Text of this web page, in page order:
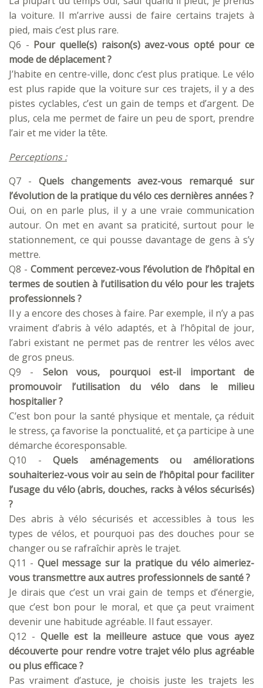
la voiture. Il m’arrive aussi de faire certains trajets à
pied, mais c’est plus rare.
Q6 - Pour quelle(s) raison(s) avez-vous opté pour ce
mode de déplacement ?
J’habite en centre-ville, donc c’est plus pratique. Le vélo
est plus rapide que la voiture sur ces trajets, il y a des
pistes cyclables, c’est un gain de temps et d’argent. De
plus, cela me permet de faire un peu de sport, prendre
l’air et me vider la tête.
Perceptions :
Q7 - Quels changements avez-vous remarqué sur
l’évolution de la pratique du vélo ces dernières années ?
Oui, on en parle plus, il y a une vraie communication
autour. On met en avant sa praticité, surtout pour le
stationnement, ce qui pousse davantage de gens à s’y
mettre.
Q8 - Comment percevez-vous l’évolution de l’hôpital en
termes de soutien à l’utilisation du vélo pour les trajets
professionnels ?
Il y a encore des choses à faire. Par exemple, il n’y a pas
vraiment d’abris à vélo adaptés, et à l’hôpital de jour,
l’abri existant ne permet pas de rentrer les vélos avec
de gros pneus.
Q9 - Selon vous, pourquoi est-il important de
promouvoir l’utilisation du vélo dans le milieu
hospitalier ?
C’est bon pour la santé physique et mentale, ça réduit
le stress, ça favorise la ponctualité, et ça participe à une
démarche écoresponsable.
Q10 -Quels aménagements ou améliorations
souhaiteriez-vous voir au sein de l’hôpital pour faciliter
l’usage du vélo (abris, douches, racks à vélos sécurisés)
?
Des abris à vélo sécurisés et accessibles à tous les
types de vélos, et pourquoi pas des douches pour se
changer ou se rafraîchir après le trajet.
Q11 - Quel message sur la pratique du vélo aimeriez-
vous transmettre aux autres professionnels de santé ?
Je dirais que c’est un vrai gain de temps et d’énergie,
que c’est bon pour le moral, et que ça peut vraiment
devenir une habitude agréable. Il faut essayer.
Q12 - Quelle est la meilleure astuce que vous ayez
découverte pour rendre votre trajet vélo plus agréable
ou plus efficace ?
Pas vraiment d’astuce, je choisis juste les trajets les